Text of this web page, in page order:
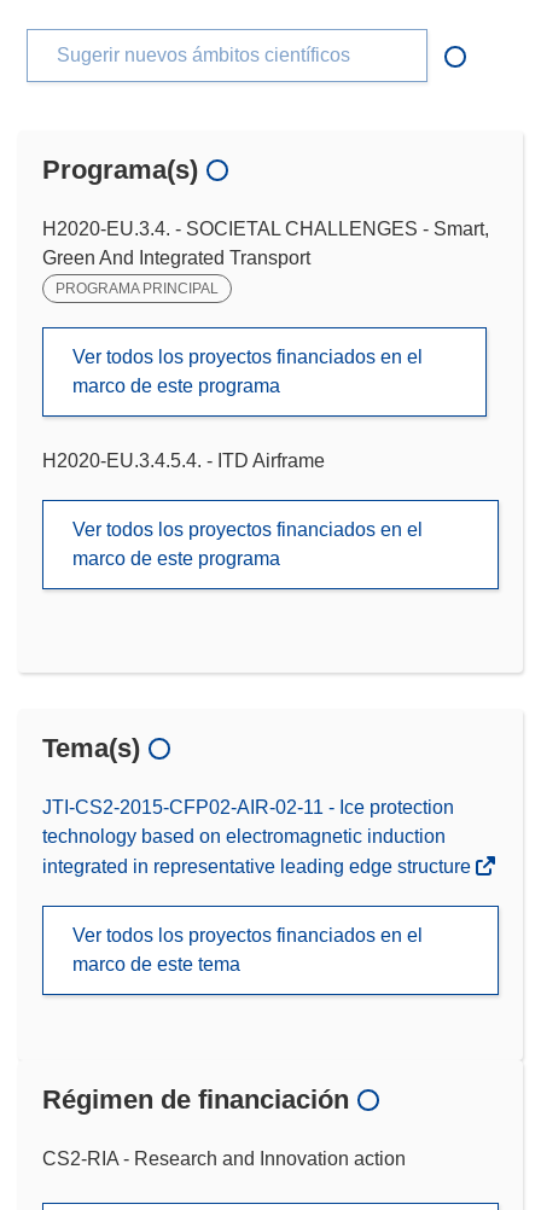
Sugerir nuevos ámbitos científicos
Programa(s)
H2020-EU.3.4. - SOCIETAL CHALLENGES - Smart,
Green And Integrated Transport
PROGRAMA PRINCIPAL
Ver todos los proyectos financiados en el
marco de este programa
H2020-EU.3.4.5.4. - ITD Airframe
Ver todos los proyectos financiados en el
marco de este programa
Tema(s)
JTI-CS2-2015-CFP02-AIR-02-11 - Ice protection
technology based on electromagnetic induction
integrated in representative leading edge structure
Ver todos los proyectos financiados en el
marco de este tema
Régimen de financiación
CS2-RIA - Research and Innovation action